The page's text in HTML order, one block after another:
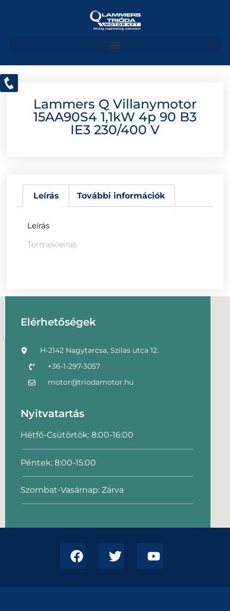
Lammers Q Villanymotor
15AA90S4 1,1kW 4p 90 B3
IE3 230/400 V
Leírás További információk
Leírás
Termekleiras
Elérhetőségek
H-2142 Nagytarcsa, Szilas utca 12.
+36-1-297-3057
motor@triodamotor.hu
Nyitvatartás
Hétfő-Csütörtök: 8:00-16:00
Péntek: 8:00-15:00
Szombat-Vasárnap: Zárva